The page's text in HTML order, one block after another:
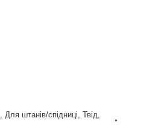
, Для штанів/спідниці, Твід,